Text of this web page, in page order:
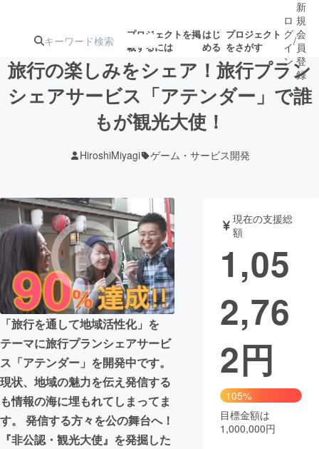
プロジェクトを掲
載するには
はじ
める
プロジェクト
をさがす
注目のリ 注目の新着プロ募集終了が近いプ
テクノロジー・ガジェット
映像・映画 書籍・雑誌
ビジネス・起業 チャレンジ
まちづくり・地域活性化
CAMPFIRE for Social Good
CAMPFIRE Creation
CAMPFIREふるさと納税machi-ya コミュニティ
ロ
グ
イ
ン
/
新
規
会
員
登
録
旅行の楽しみをシェア！旅行プラン
シェアサービス「アテンダー」で誰
もが観光大使！
HiroshiMiyagi ゲーム・サービス開発
「旅行を通して地域活性化」を
テーマに旅行プランシェアサービ
ス「アテンダー」を開発中です。
現状、地域の魅力を伝え発信する
も情報の海に埋もれてしまってま
す。 発信する方々を公の舞台へ！
『非公認・観光大使』を発掘した
現在の支援総
額
1,05
2,76
2円
105%
目標金額は
1,000,000円